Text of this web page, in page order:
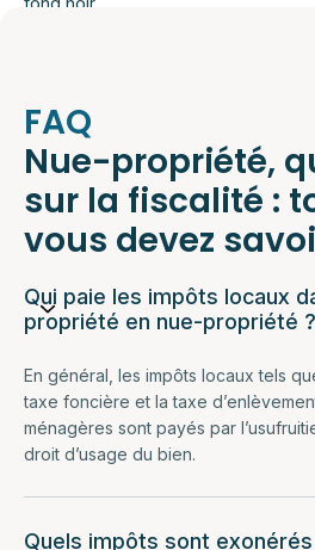
FAQ
Nue-propriété,
sur la fiscalité :
vous devez
Qui paie les impôts locaux
propriété en nue-propriété ?
En général, les impôts locaux tels
taxe foncière et la taxe
ménagères sont payés par
droit d’usage du bien.
Quels impôts sont